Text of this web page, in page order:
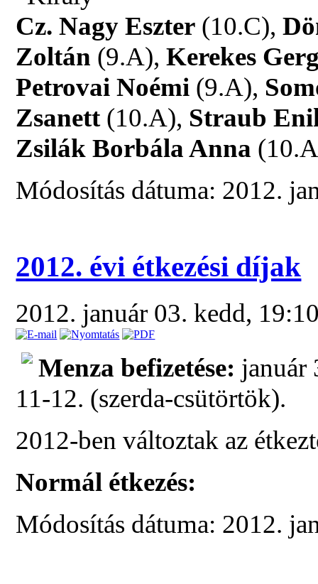
Cz. Nagy Eszter (10.C),
Zoltán (9.A),Kerekes
Petrovai Noémi (9.A),
Zsanett(10.A), Straub
Zsilák Borbála Anna
Módosítás dátuma: 2012.
2012. évi étkezési díjak
2012. január 03. kedd,
Menza befizetése: január
11-12. (szerda-csütörtök).
2012-ben változtak az
Normál étkezés:
Módosítás dátuma: 2012.